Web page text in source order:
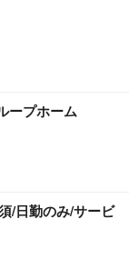
ープホーム
/日勤のみ/サービ